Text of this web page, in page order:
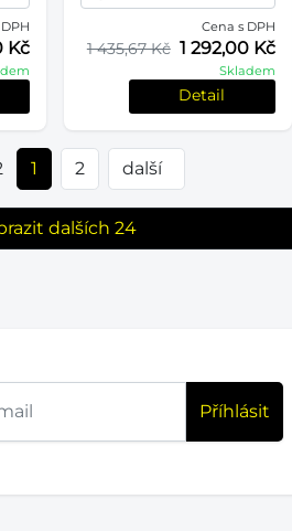
Kč
Cena s DPH
1 435,67 Kč 1 292,00 Kč
Skladem
Detail
1 2 další
dalších 24
Příhlásit